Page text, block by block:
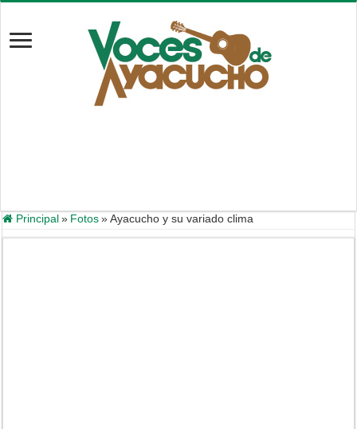
Principal » Fotos » Ayacucho y su variado clima